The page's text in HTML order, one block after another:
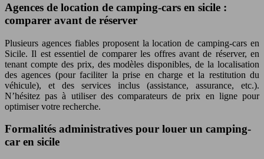
Agences de location de camping-cars en sicile :
comparer avant de réserver
Plusieurs agences fiables proposent la location de camping-cars en
Sicile. Il est essentiel de comparer les offres avant de réserver, en
tenant compte des prix, des modèles disponibles, de la localisation
des agences (pour faciliter la prise en charge et la restitution du
véhicule), et des services inclus (assistance, assurance, etc.).
N’hésitez pas à utiliser des comparateurs de prix en ligne pour
optimiser votre recherche.
Formalités administratives pour louer un camping-
car en sicile